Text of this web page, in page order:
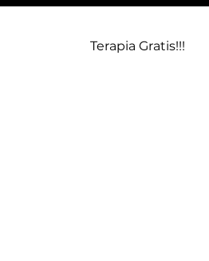
Terapia Gratis!!!